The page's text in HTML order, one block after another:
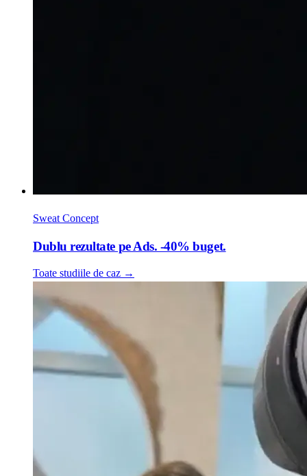
Sweat Concept
Dublu rezultate pe Ads. -40% buget.
Toate studiile de caz →